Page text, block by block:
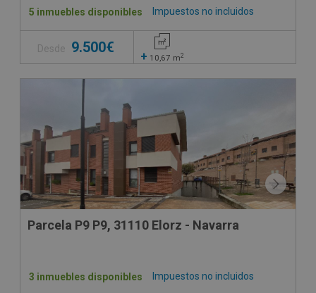
Impuestos no incluidos
5 inmuebles disponibles
Desde 9.500€
+ 10,67 m2
Parcela P9 P9, 31110 Elorz - Navarra
Impuestos no incluidos
3 inmuebles disponibles